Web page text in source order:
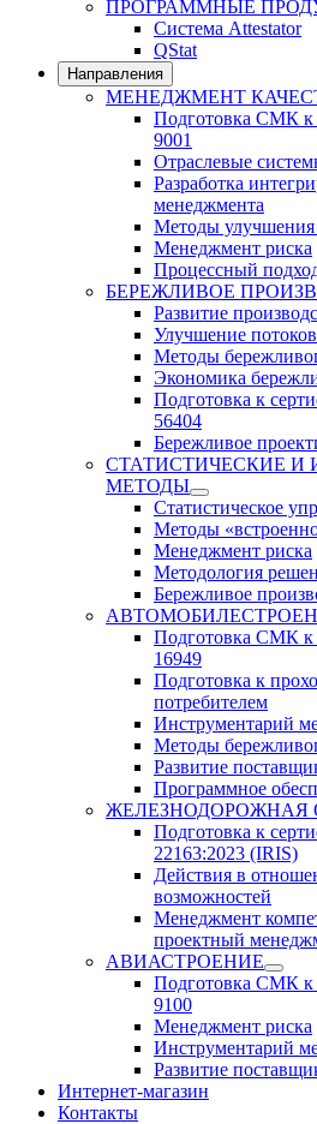
ПРОГРАММНЫЕ
Система Attestator
QStat
Направления
МЕНЕДЖМЕНТ
Подготовка СМК к
9001
Отраслевые
Разработка
менеджмента
Методы улучшения
Менеджмент риска
Процессный
БЕРЕЖЛИВОЕ
Развитие
Улучшение
Методы
Экономика
Подготовка к
56404
Бережливое
СТАТИСТИЧЕСКИЕ И
МЕТОДЫ
Статистическое
Методы
Менеджмент риска
Методология
Бережливое
Подготовка СМК к
16949
Подготовка к
потребителем
Инструментарий
Методы
Развитие
Программное
ЖЕЛЕЗНОДОРОЖНАЯ
Подготовка к
22163:2023 (IRIS)
Действия в
возможностей
Менеджмент
проектный
АВИАСТРОЕНИЕ
Подготовка СМК к
9100
Менеджмент риска
Инструментарий
Развитие
Интернет-магазин
Контакты